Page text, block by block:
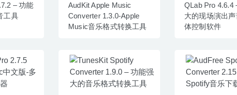
– 功能
工具
AudKit Apple Music
Converter 1.3.0-Apple
Music音乐格式转换工具
QLab Pro 4.6.4
大的现场演出
体控制软件